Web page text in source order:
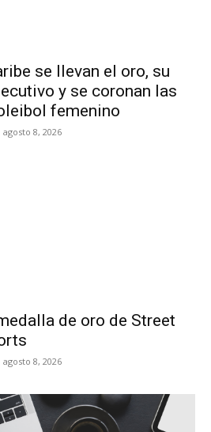
se llevan el oro, su
y se coronan las
femenino
agosto 8, 2026
de oro de Street
agosto 8, 2026